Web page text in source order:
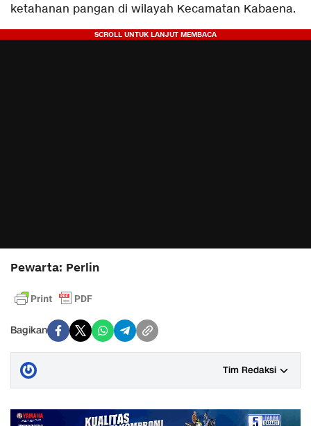
ketahanan pangan di wilayah Kecamatan Kabaena.
Pewarta: Perlin
Bagikan
Tim Redaksi